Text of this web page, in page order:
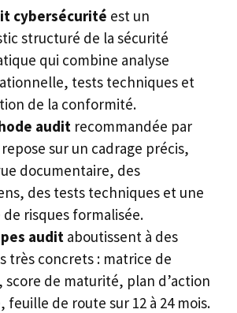
cybersécurité est un
structuré de la sécurité
qui combine analyse
tests techniques et
de la conformité.
audit recommandée par
repose sur un cadrage précis,
documentaire, des
des tests techniques et une
de risques formalisée.
audit aboutissent à des
très concrets : matrice de
score de maturité, plan d’action
feuille de route sur 12 à 24 mois.